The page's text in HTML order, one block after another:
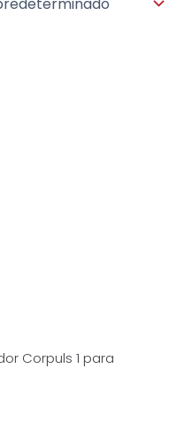
Corpuls 1 para